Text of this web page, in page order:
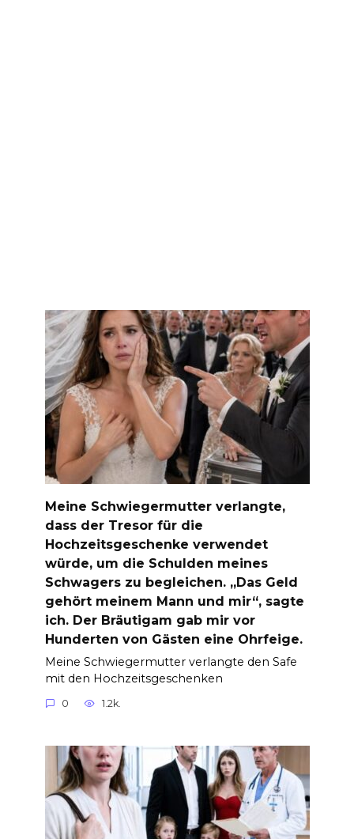
Meine Schwiegermutter verlangte,
dass der Tresor für die
Hochzeitsgeschenke verwendet
würde, um die Schulden meines
Schwagers zu begleichen. „Das Geld
gehört meinem Mann und mir“, sagte
ich. Der Bräutigam gab mir vor
Hunderten von Gästen eine Ohrfeige.
Meine Schwiegermutter verlangte den Safe
mit den Hochzeitsgeschenken
0 1.2k.